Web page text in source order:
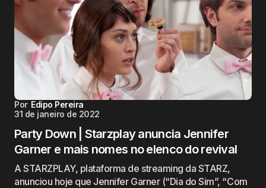
Por Edipo Pereira
31 de janeiro de 2022
Party Down | Starzplay anuncia Jennifer
Garner e mais nomes no elenco do revival
A STARZPLAY, plataforma de streaming da STARZ,
anunciou hoje que Jennifer Garner (“Dia do Sim”, “Com